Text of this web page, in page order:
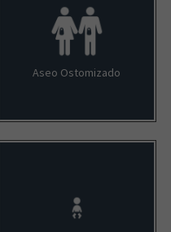
Aseo Ostomizado